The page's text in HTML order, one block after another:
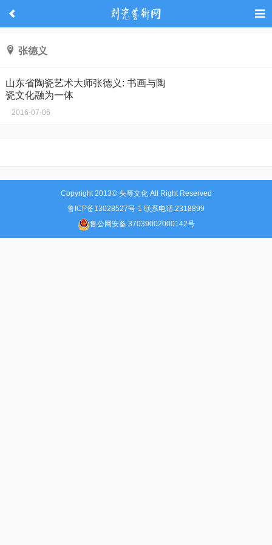
张德义
山东省陶瓷艺术大师张德义: 书画与陶
瓷文化融为一体
2016-07-06
Copyright 2013© 头等文化 All Right Reserved
鲁ICP备13028527号-1 联系电话:2318899
鲁公网安备 37039002000142号